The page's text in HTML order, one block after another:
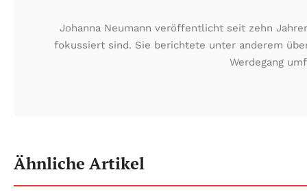
Johanna Neumann veröffentlicht seit zehn
fokussiert sind. Sie berichtete unter anderem
Werdegang
Ähnliche Artikel